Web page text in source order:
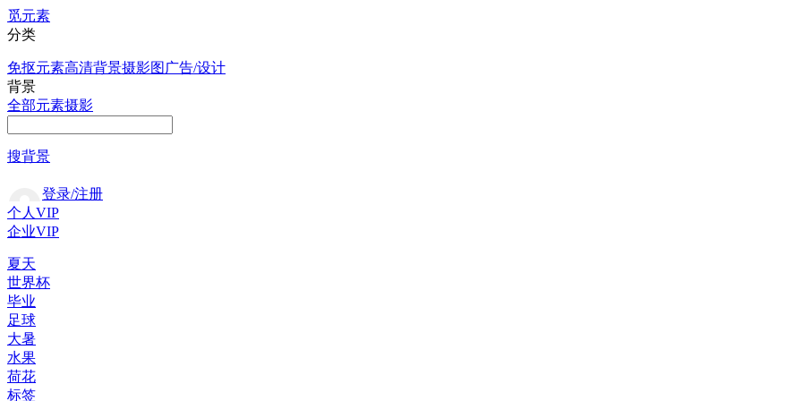
觅元素
分类
免抠元素高清背景摄影图 广告/设计
背景
全部元素摄影
搜背景
登录/注册
个人VIP
企业VIP
夏天
世界杯
毕业
足球
大暑
水果
荷花
标签